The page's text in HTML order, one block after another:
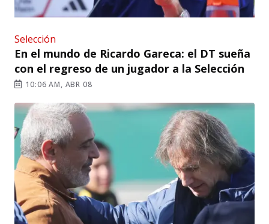
Selección
En el mundo de Ricardo Gareca: el DT sueña
con el regreso de un jugador a la Selección
10:06 AM, ABR 08